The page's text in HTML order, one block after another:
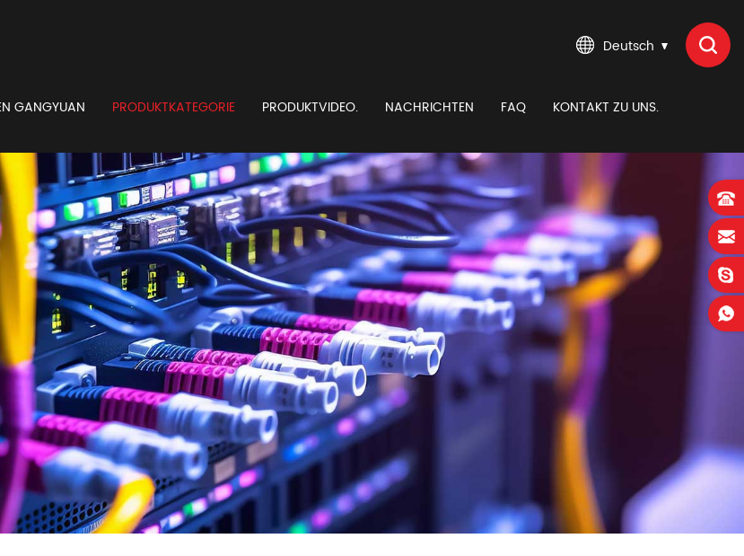
Deutsch
GANGYUAN PRODUKTKATEGORIE PRODUKTVIDEO. NACHRICHTEN FAQ KONTAKT ZU UNS.